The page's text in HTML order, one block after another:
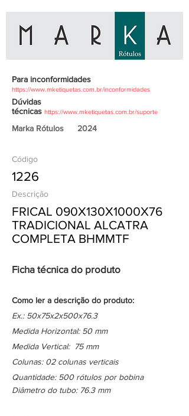
Para inconformidades
https://www.mketiquetas.com.br/inconformidades
Dúvidas
técnicas https://www.mketiquetas.com.br/suporte
Marka Rótulos 2024
Código
1226
Descrição
FRICAL 090X130X1000X76
TRADICIONAL ALCATRA
COMPLETA BHMMTF
Ficha técnica do produto
Como ler a descrição do produto:
Ex.: 50x75x2x500x76.3
Medida Horizontal: 50 mm
Medida Vertical: 75 mm
Colunas: 02 colunas verticais
Quantidade: 500 rótulos por bobina
Diâmetro do tubo: 76.3 mm